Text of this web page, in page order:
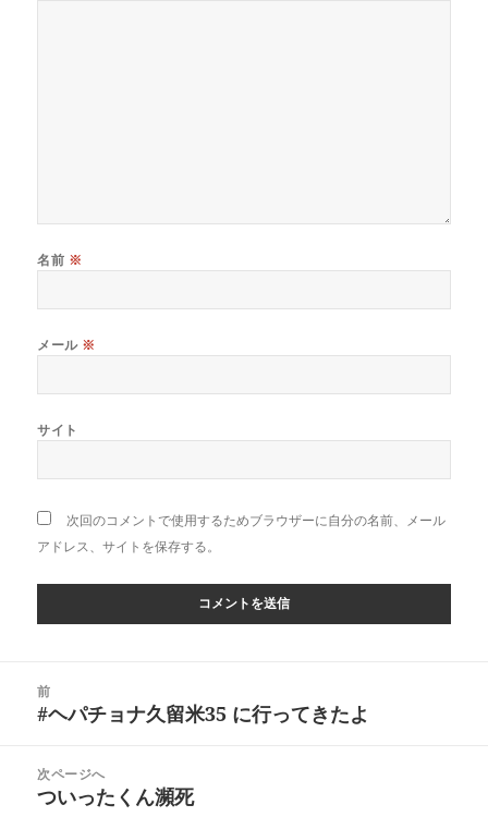
名前 ※
メール ※
サイト
次回のコメントで使用するためブラウザーに自分の名前、メール
アドレス、サイトを保存する。
前
前
投
稿:
#ヘパチョナ久留米35 に行ってきたよ
次ページへ
次
ついったくん瀕死